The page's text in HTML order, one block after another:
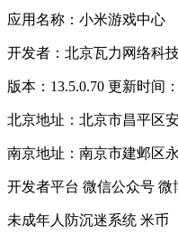
应用名称：小米游戏中心
开发者：北京瓦力网络科
版本：13.5.0.70 更新时间
北京地址：北京市昌平区
南京地址：南京市建邺区
开发者平台 微信公众号 微
未成年人防沉迷系统 米币